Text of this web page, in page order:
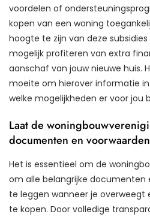
voordelen of
kopen van een woning
hoogte te zijn van deze
mogelijk profiteren van extra
aanschaf van jouw nieuwe huis.
moeite om hierover informatie
welke mogelijkheden er voor jou
Laat de
documenten en
Het is essentieel om de
om alle belangrijke documenten
te leggen wanneer je overweegt
te kopen. Door volledige